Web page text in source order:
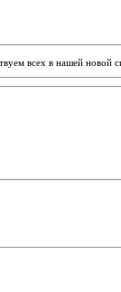
всех в нашей новой